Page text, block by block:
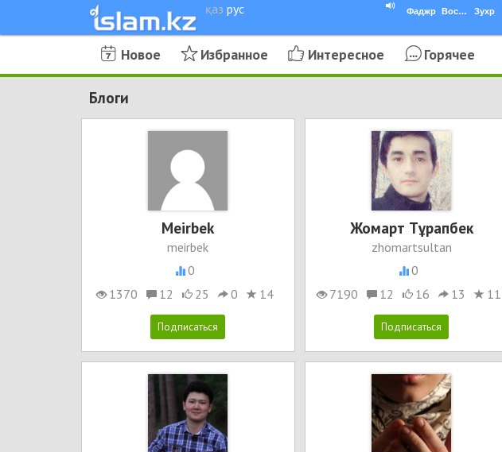
қаз рус Фаджр Восход Зухр
Новое Избранное Интересное Горячее
Блоги
Meirbek
meirbek
0
1370
12 25 0 14
Жомарт Тұрапбек
zhomartsultan
0
7190
12 16 13 11